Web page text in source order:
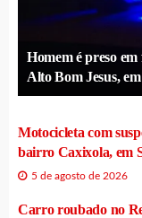
Homem é preso
Alto Bom Jesus,
Motocicleta com
bairro Caxixola, em
5 de agosto de 2026
Carro roubado no